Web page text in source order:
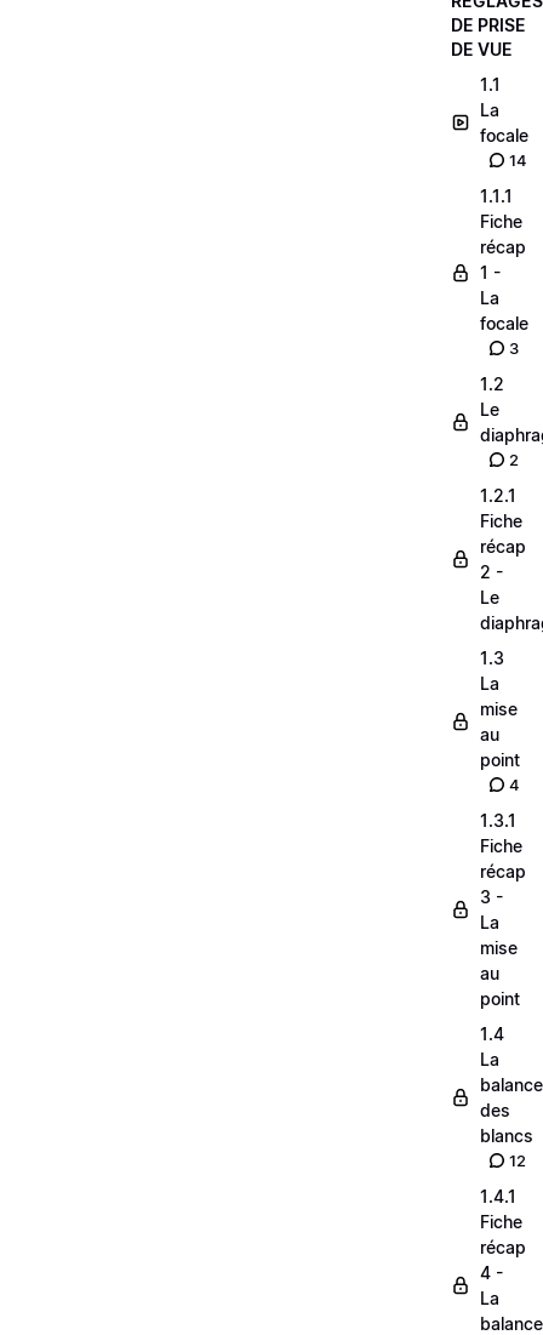
DE PRISE
DE VUE
1.1
La
focale
14
1.1.1
Fiche
récap
1 -
La
focale
3
1.2
Le
2
1.2.1
Fiche
récap
2 -
Le
1.3
La
mise
au
point
4
1.3.1
Fiche
récap
3 -
La
mise
au
point
1.4
La
balance
des
blancs
12
1.4.1
Fiche
récap
4 -
La
balance